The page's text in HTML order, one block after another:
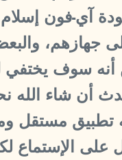
آي-فون إسلام
جهازهم،
سوف يختفي
أن شاء الله
تطبيق مستقل
على الإستماع